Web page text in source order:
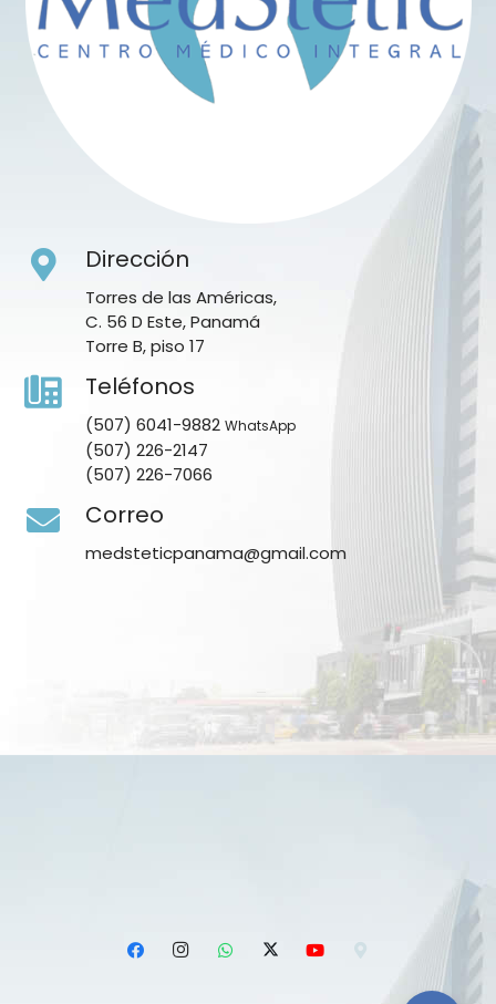
Dirección
Torres de las Américas,
C. 56 D Este, Panamá
Torre B, piso 17
Teléfonos
(507) 6041-9882 WhatsApp
(507) 226-2147
(507) 226-7066
Correo
medsteticpanama@gmail.com